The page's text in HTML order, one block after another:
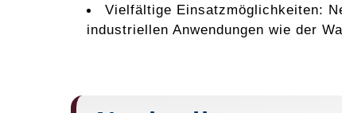
Vielfältige Einsatzmöglichkeiten:
industriellen Anwendungen wie der